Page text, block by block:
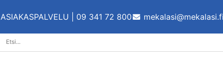
ASIAKASPALVELU | 09 341 72 800 mekalasi@mekalasi.fi